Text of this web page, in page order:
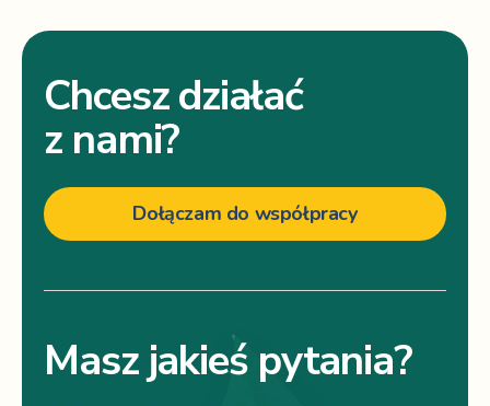
Chcesz działać
z nami?
Dołączam do współpracy
Masz jakieś pytania?